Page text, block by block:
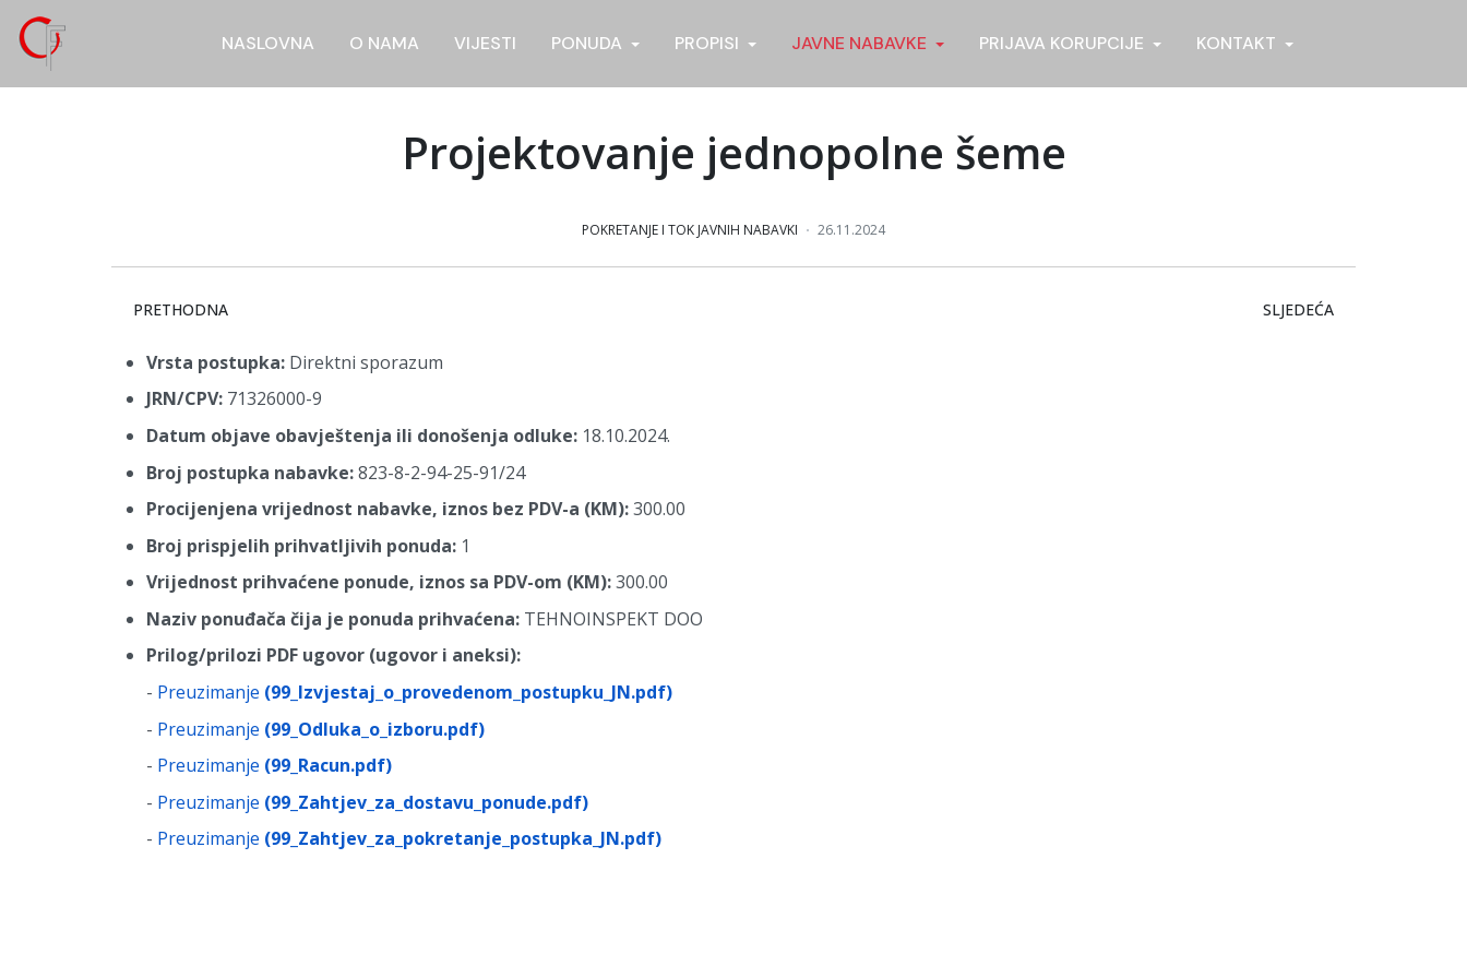
NASLOVNA O NAMA VIJESTI PONUDA PROPISI JAVNE NABAVKE PRIJAVA KORUPCIJE KONTAKT
Projektovanje jednopolne šeme
POKRETANJE I TOK JAVNIH NABAVKI 26.11.2024
PRETHODNI ČLANAK: USLUGE VOĐENJA OGLAŠAVANJA
PRETHODNA SLJEDEĆI ČLANAK: IZRADA
SLJEDEĆA
Vrsta postupka: Direktni sporazum
JRN/CPV: 71326000-9
Datum objave obavještenja ili donošenja odluke: 18.10.2024.
Broj postupka nabavke:823-8-2-94-25-91/24
Procijenjena vrijednost nabavke, iznos bez PDV-a (KM):300.00
Broj prispjelih prihvatljivih ponuda: 1
Vrijednost prihvaćene ponude, iznos sa PDV-om (KM):300.00
Naziv ponuđača čija je ponuda prihvaćena: TEHNOINSPEKT DOO
Prilog/prilozi PDF ugovor (ugovor i aneksi):
- Preuzimanje (99_Izvjestaj_o_provedenom_postupku_JN.pdf)
- Preuzimanje (99_Odluka_o_izboru.pdf)
- Preuzimanje (99_Racun.pdf)
- Preuzimanje (99_Zahtjev_za_dostavu_ponude.pdf)
- Preuzimanje (99_Zahtjev_za_pokretanje_postupka_JN.pdf)